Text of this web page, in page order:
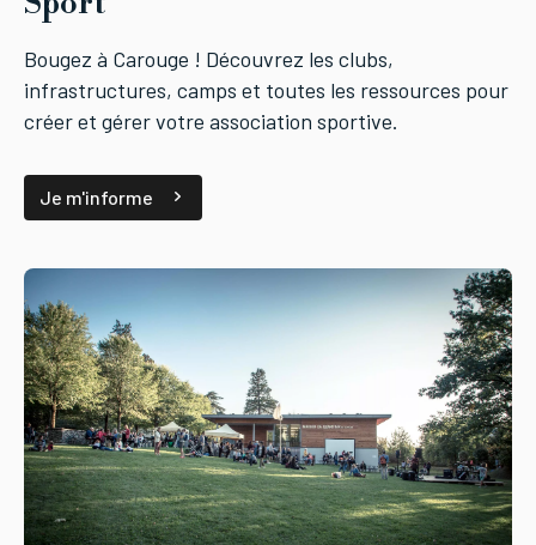
Bougez à Carouge ! Découvrez les clubs,
infrastructures, camps et toutes les ressources pour
créer et gérer votre association sportive.
Je m'informe